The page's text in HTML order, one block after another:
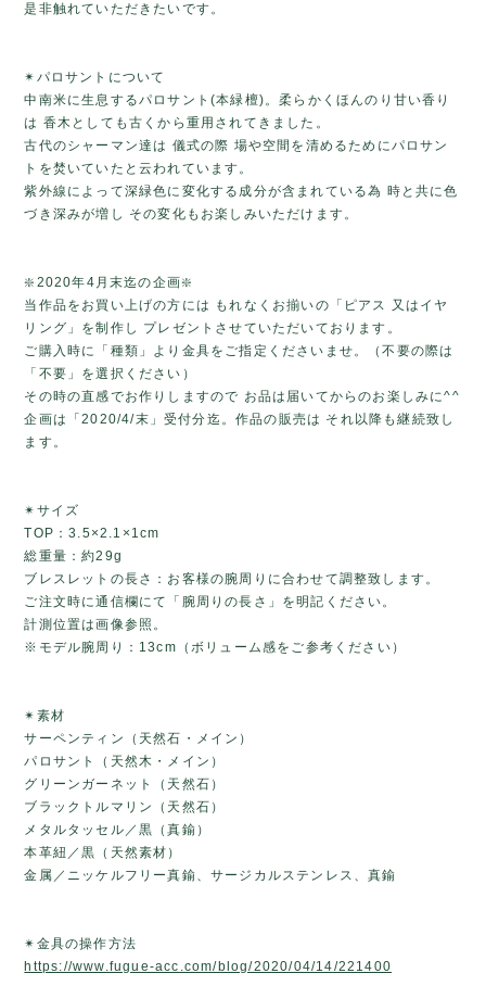
是非触れていただきたいです。
✴パロサントについて
中南米に生息するパロサント(本緑檀)。柔らかくほんのり甘い香り
は 香木としても古くから重用されてきました。
古代のシャーマン達は 儀式の際 場や空間を清めるためにパロサン
トを焚いていたと云われています。
紫外線によって深緑色に変化する成分が含まれている為 時と共に色
づき深みが増し その変化もお楽しみいただけます。
❇️2020年4月末迄の企画❇️
当作品をお買い上げの方には もれなくお揃いの「ピアス 又はイヤ
リング」を制作し プレゼントさせていただいております。
ご購入時に「種類」より金具をご指定くださいませ。（不要の際は
「不要」を選択ください）
その時の直感でお作りしますので お品は届いてからのお楽しみに^^
企画は「2020/4/末」受付分迄。作品の販売は それ以降も継続致し
ます。
✴サイズ
TOP：3.5×2.1×1cm
総重量：約29g
ブレスレットの長さ：お客様の腕周りに合わせて調整致します。
ご注文時に通信欄にて「腕周りの長さ」を明記ください。
計測位置は画像参照。
※モデル腕周り：13cm（ボリューム感をご参考ください）
✴素材
サーペンティン（天然石・メイン）
パロサント（天然木・メイン）
グリーンガーネット（天然石）
ブラックトルマリン（天然石）
メタルタッセル／黒（真鍮）
本革紐／黒（天然素材）
金属／ニッケルフリー真鍮、サージカルステンレス、真鍮
✴金具の操作方法
https://www.fugue-acc.com/blog/2020/04/14/221400